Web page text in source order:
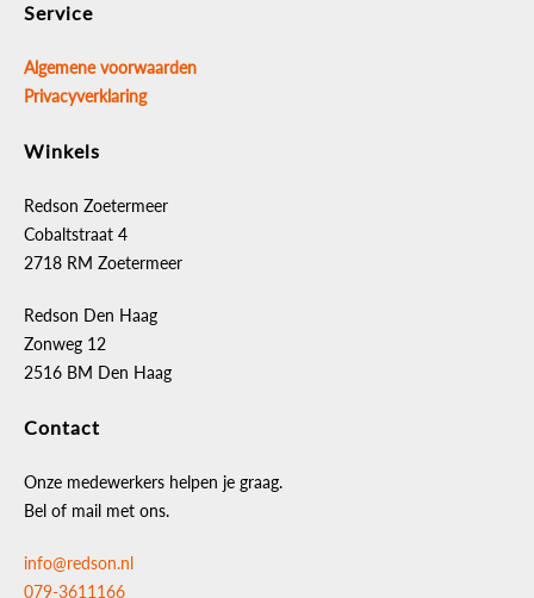
Service
Algemene voorwaarden
Privacyverklaring
Winkels
Redson Zoetermeer
Cobaltstraat 4
2718 RM Zoetermeer
Redson Den Haag
Zonweg 12
2516 BM Den Haag
Contact
Onze medewerkers helpen je graag.
Bel of mail met ons.
info@redson.nl
079-3611166